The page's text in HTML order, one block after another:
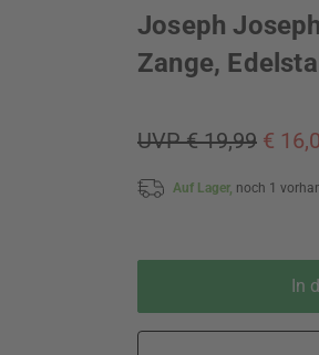
Joseph
Zange,
UVP € 19,99 €
Auf Lager, noch 1
In